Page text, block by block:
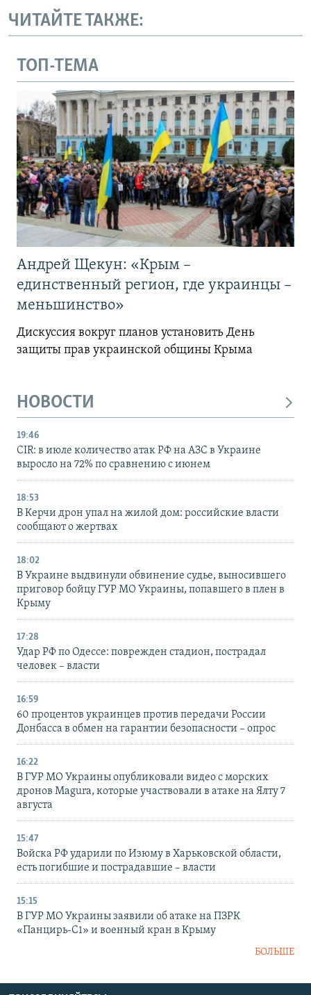
ЧИТАЙТЕ ТАКЖЕ:
ТОП-ТЕМА
Андрей Щекун: «Крым –
единственный регион, где украинцы –
меньшинство»
Дискуссия вокруг планов установить День
защиты прав украинской общины Крыма
НОВОСТИ
19:46
CIR: в июле количество атак РФ на АЗС в Украине
выросло на 72% по сравнению с июнем
18:53
В Керчи дрон упал на жилой дом: российские власти
сообщают о жертвах
18:02
В Украине выдвинули обвинение судье, выносившего
приговор бойцу ГУР МО Украины, попавшего в плен в
Крыму
17:28
Удар РФ по Одессе: поврежден стадион, пострадал
человек – власти
16:59
60 процентов украинцев против передачи России
Донбасса в обмен на гарантии безопасности – опрос
16:22
В ГУР МО Украины опубликовали видео с морских
дронов Magura, которые участвовали в атаке на Ялту 7
августа
15:47
Войска РФ ударили по Изюму в Харьковской области,
есть погибшие и пострадавшие – власти
15:15
В ГУР МО Украины заявили об атаке на ПЗРК
«Панцирь-С1» и военный кран в Крыму
БОЛЬШЕ